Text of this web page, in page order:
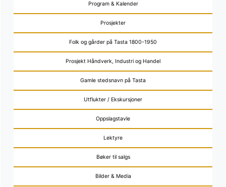
Program & Kalender
Prosjekter
Folk og gårder på Tasta 1800-1950
Prosjekt Håndverk, Industri og Handel
Gamle stedsnavn på Tasta
Utflukter / Ekskursjoner
Oppslagstavle
Lektyre
Bøker til salgs
Bilder & Media